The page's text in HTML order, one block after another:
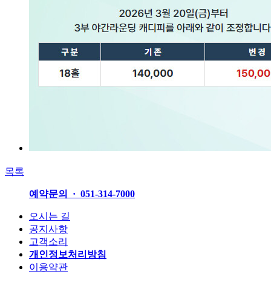
목록
예약문의 · 051-314-7000
오시는 길
공지사항
고객소리
개인정보처리방침
이용약관